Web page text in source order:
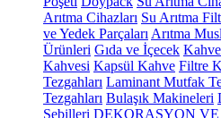
Arıtma Cihazları Su Arıtma
ve Yedek Parçaları Arıtma
Ürünleri Gıda ve İçecek Kahve
Kahvesi Kapsül Kahve Filtre
Tezgahları Laminant Mutfak
Tezgahları Bulaşık Makineleri
Sebilleri DEKORASYON